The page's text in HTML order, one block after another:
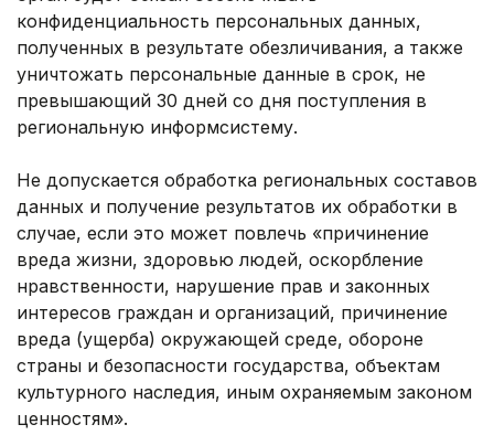
конфиденциальность персональных данных,
полученных в результате обезличивания, а также
уничтожать персональные данные в срок, не
превышающий 30 дней со дня поступления в
региональную информсистему.
Не допускается обработка региональных составов
данных и получение результатов их обработки в
случае, если это может повлечь «причинение
вреда жизни, здоровью людей, оскорбление
нравственности, нарушение прав и законных
интересов граждан и организаций, причинение
вреда (ущерба) окружающей среде, обороне
страны и безопасности государства, объектам
культурного наследия, иным охраняемым законом
ценностям».